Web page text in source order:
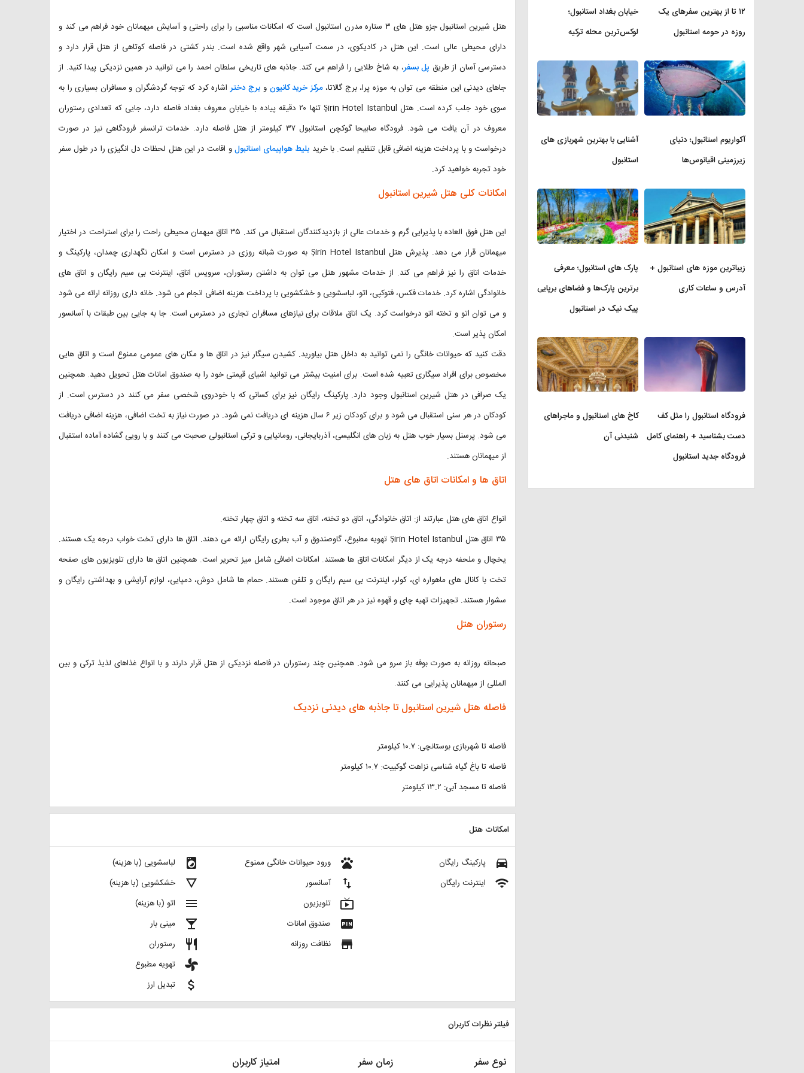
هتل شیرین استانبول جزو هتل های ۳ ستاره مدرن استانبول است که امکانات مناسبی را برای راحتی و آسایش میهمانان خود فراهم می کند و
دارای محیطی عالی است. این هتل در کادیکوی، در سمت آسیایی شهر واقع شده است. بندر کشتی در فاصله کوتاهی از هتل قرار دارد و
دسترسی آسان از طریق پل بسفر، به شاخ طلایی را فراهم می کند. جاذبه های تاریخی سلطان احمد را می توانید در همین نزدیکی پیدا کنید. از
جاهای دیدنی این منطقه می توان به موزه پرا، برج گالاتا،مرکز خرید کانیونو برج دختر اشاره کرد که توجه گردشگران و مسافران بسیاری را به
سوی خود جلب کرده است. هتل Şirin Hotel Istanbul تنها ۲۰ دقیقه پیاده با خیابان معروف بغداد فاصله دارد، جایی که تعدادی رستوران
معروف در آن یافت می شود. فرودگاه صابیحا گوکچن استانبول ۳۷ کیلومتر از هتل فاصله دارد. خدمات ترانسفر فرودگاهی نیز در صورت
درخواست و با پرداخت هزینه اضافی قابل تنظیم است. با خرید بلیط هواپیمای استانبولو اقامت در این هتل لحظات دل انگیزی را در طول سفر
خود تجربه خواهید کرد.
امکانات کلی هتل شیرین استانبول
این هتل فوق العاده با پذیرایی گرم و خدمات عالی از بازدیدکنندگان استقبال می کند. ۳۵ اتاق میهمان محیطی راحت را برای استراحت در اختیار
میهمانان قرار می دهد. پذیرش هتل Şirin Hotel Istanbul به صورت شبانه روزی در دسترس است و امکان نگهداری چمدان، پارکینگ و
خدمات اتاق را نیز فراهم می کند. از خدمات مشهور هتل می توان به داشتن رستوران، سرویس اتاق، اینترنت بی سیم رایگان و اتاق های
خانوادگی اشاره کرد. خدمات فکس، فتوکپی، اتو، لباسشویی و خشکشویی با پرداخت هزینه اضافی انجام می شود. خانه داری روزانه ارائه می شود
و می توان اتو و تخته اتو درخواست کرد. یک اتاق ملاقات برای نیازهای مسافران تجاری در دسترس است. جا به جایی بین طبقات با آسانسور
امکان پذیر است.
دقت کنید که حیوانات خانگی را نمی توانید به داخل هتل بیاورید. کشیدن سیگار نیز در اتاق ها و مکان های عمومی ممنوع است و اتاق هایی
مخصوص برای افراد سیگاری تعبیه شده است. برای امنیت بیشتر می توانید اشیای قیمتی خود را به صندوق امانات هتل تحویل دهید. همچنین
یک صرافی در هتل شیرین استانبول وجود دارد. پارکینگ رایگان نیز برای کسانی که با خودروی شخصی سفر می کنند در دسترس است. از
کودکان در هر سنی استقبال می شود و برای کودکان زیر ۶ سال هزینه ای دریافت نمی شود. در صورت نیاز به تخت اضافی، هزینه اضافی دریافت
می شود. پرسنل بسیار خوب هتل به زبان های انگلیسی، آذربایجانی، رومانیایی و ترکی استانبولی صحبت می کنند و با رویی گشاده آماده استقبال
از میهمانان هستند.
اتاق ها و امکانات اتاق های هتل
انواع اتاق های هتل عبارتند از: اتاق خانوادگی، اتاق دو تخته، اتاق سه تخته و اتاق چهار تخته.
۳۵ اتاق هتل Şirin Hotel Istanbul تهویه مطبوع، گاوصندوق و آب بطری رایگان ارائه می دهند. اتاق ها دارای تخت خواب درجه یک هستند.
یخچال و ملحفه درجه یک از دیگر امکانات اتاق ها هستند. امکانات اضافی شامل میز تحریر است. همچنین اتاق ها دارای تلویزیون های صفحه
تخت با کانال های ماهواره ای، کولر، اینترنت بی سیم رایگان و تلفن هستند. حمام ها شامل دوش، دمپایی، لوازم آرایشی و بهداشتی رایگان و
سشوار هستند. تجهیزات تهیه چای و قهوه نیز در هر اتاق موجود است.
رستوران هتل
صبحانه روزانه به صورت بوفه باز سرو می شود. همچنین چند رستوران در فاصله نزدیکی از هتل قرار دارند و با انواع غذاهای لذیذ ترکی و بین
المللی از میهمانان پذیرایی می کنند.
فاصله هتل شیرین استانبول تا جاذبه های دیدنی نزدیک
فاصله تا شهربازی بوستانچی: ۱۰.۷ کیلومتر
فاصله تا باغ گیاه شناسی نزاهت گوکییت: ۱۰.۷ کیلومتر
فاصله تا مسجد آبی: ۱۳.۲ کیلومتر
امکانات هتل
local_laundry_service لباسشویی (با هزینه)
details خشکشویی (با هزینه)
menu اتو (با هزینه)
local_bar مینی بار
restaurant رستوران
toys تهویه مطبوع
attach_money تبدیل ارز
pets ورود حیوانات خانگی ممنوع
import_export آسانسور
live_tv تلویزیون
fiber_pin صندوق امانات
store نظافت روزانه
directions_car پارکینگ رایگان
wifi اینترنت رایگان
فیلتر نظرات کاربران
امتیاز کاربران زمان سفر نوع سفر
۱۲ تا از بهترین سفرهای یک
روزه در حومه استانبول
خیابان بغداد استانبول؛
لوکس‌ترین محله ترکیه
آکواریوم استانبول؛ دنیای
زیرزمینی اقیانوس‌ها
آشنایی با بهترین شهربازی های
استانبول
زیباترین موزه‌ های استانبول +
آدرس و ساعات کاری
پارک های استانبول؛ معرفی
برترین پارک‌ها و فضاهای برپایی
پیک نیک در استانبول
فرودگاه استانبول را مثل کف
دست بشناسید + راهنمای کامل
فرودگاه جدید استانبول
کاخ های استانبول و ماجراهای
شنیدنی آن